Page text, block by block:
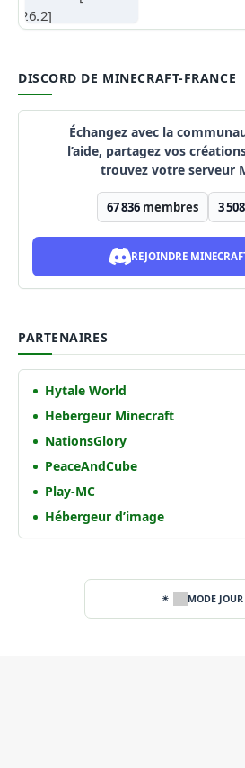
DISCORD DE MINECRAFT-FRANCE
Échangez avec la
l’aide, partagez vos
trouvez votre serveur
67 836 membres 3 508
REJOINDRE
PARTENAIRES
Hytale World
Hebergeur Minecraft
NationsGlory
PeaceAndCube
Play-MC
Hébergeur d’image
MODE JOUR